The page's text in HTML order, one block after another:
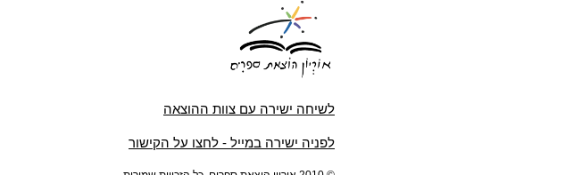
לשיחה ישירה עם צוות ההוצאה
לפניה ישירה במייל - לחצו על הקישור